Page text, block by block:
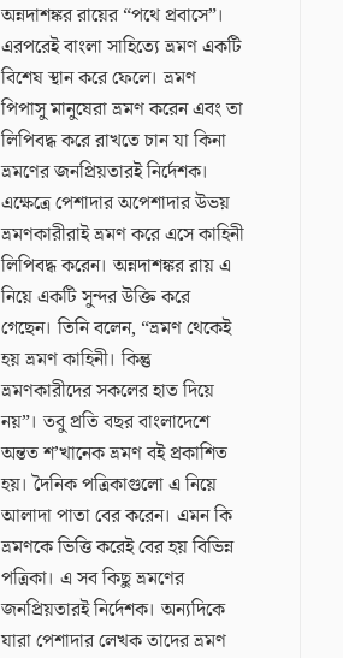
অন্নদাশঙ্কর রায়ের “পথে প্রবাসে”।
এরপরেই বাংলা সাহিত্যে ভ্রমণ একটি
বিশেষ স্থান করে ফেলে। ভ্রমণ
পিপাসু মানুষেরা ভ্রমণ করেন এবং তা
লিপিবদ্ধ করে রাখতে চান যা কিনা
ভ্রমণের জনপ্রিয়তারই নির্দেশক।
এক্ষেত্রে পেশাদার অপেশাদার উভয়
ভ্রমণকারীরাই ভ্রমণ করে এসে কাহিনী
লিপিবদ্ধ করেন। অন্নদাশঙ্কর রায় এ
নিয়ে একটি সুন্দর উক্তি করে
গেছেন। তিনি বলেন, “ভ্রমণ থেকেই
হয় ভ্রমণ কাহিনী। কিন্তু
ভ্রমণকারীদের সকলের হাত দিয়ে
নয়”। তবু প্রতি বছর বাংলাদেশে
অন্তত শ’খানেক ভ্রমণ বই প্রকাশিত
হয়। দৈনিক পত্রিকাগুলো এ নিয়ে
আলাদা পাতা বের করেন। এমন কি
ভ্রমণকে ভিত্তি করেই বের হয় বিভিন্ন
পত্রিকা। এ সব কিছু ভ্রমণের
জনপ্রিয়তারই নির্দেশক। অন্যদিকে
যারা পেশাদার লেখক তাদের ভ্রমণ